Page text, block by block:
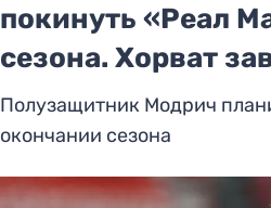
покинуть «Реал
сезона. Хорват
Полузащитник Модрич
окончании сезона